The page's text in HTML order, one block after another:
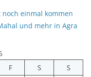
einmal kommen
und mehr in Agra
F S
S